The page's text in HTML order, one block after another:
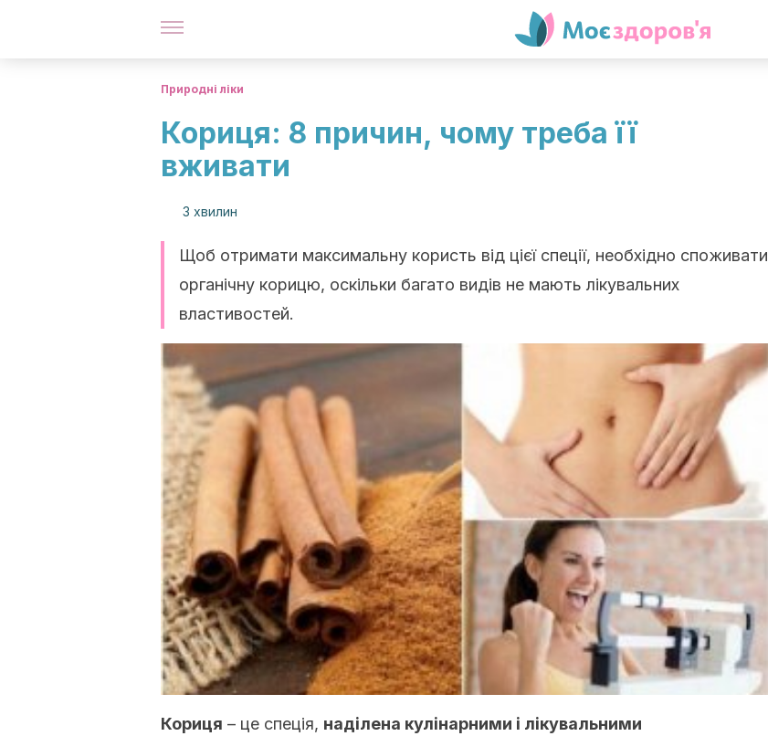
Природні ліки
Кориця: 8 причин, чому треба її
вживати
3 хвилин
Щоб отримати максимальну користь від цієї спеції, необхідно споживати
органічну корицю, оскільки багато видів не мають лікувальних
властивостей.
Кориця – це спеція, наділена кулінарними і лікувальними